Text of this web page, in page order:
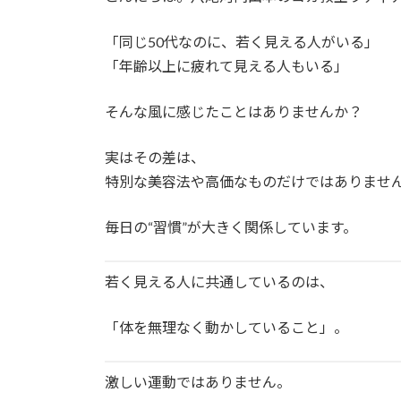
「同じ50代なのに、若く見える人がいる」
「年齢以上に疲れて見える人もいる」
そんな風に感じたことはありませんか？
実はその差は、
特別な美容法や高価なものだけではありませ
毎日の“習慣”が大きく関係しています。
若く見える人に共通しているのは、
「体を無理なく動かしていること」。
激しい運動ではありません。